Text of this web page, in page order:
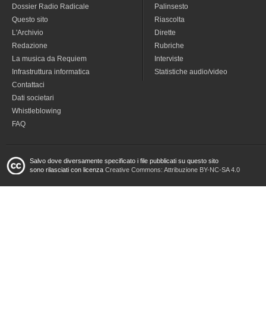
Dossier Radio Radicale
Questo sito
L'Archivio
Redazione
La musica da Requiem
Infrastruttura informatica
Contattaci
Dati societari
Whistleblowing
FAQ
Palinsesto
Riascolta
Dirette
Rubriche
Interviste
Statistiche audio/video
Salvo dove diversamente specificato i file pubblicati su questo sito
sono rilasciati con licenza Creative Commons: Attribuzione BY-NC-SA 4.0